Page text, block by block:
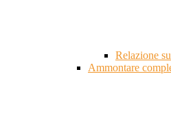
Relazione
Ammontare